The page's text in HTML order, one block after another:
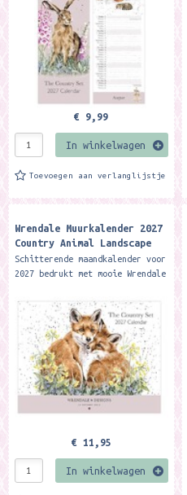
€ 9,99
In winkelwagen
Toevoegen aan verlanglijstje
Wrendale Muurkalender 2027
Country Animal Landscape
Calendar 2027
Schitterende maandkalender voor
2027 bedrukt met mooie Wrendale
This landscape 'Country Set'
calendar has...
€ 11,95
In winkelwagen